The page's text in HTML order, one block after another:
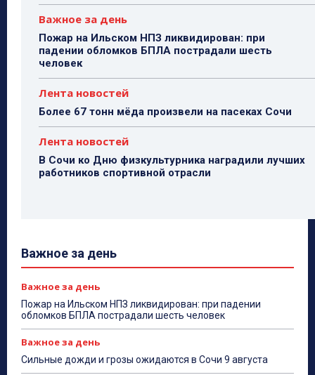
Важное за день
Пожар на Ильском НПЗ ликвидирован: при
падении обломков БПЛА пострадали шесть
человек
Лента новостей
Более 67 тонн мёда произвели на пасеках Сочи
Лента новостей
В Сочи ко Дню физкультурника наградили лучших
работников спортивной отрасли
Важное за день
Важное за день
Пожар на Ильском НПЗ ликвидирован: при падении
обломков БПЛА пострадали шесть человек
Важное за день
Сильные дожди и грозы ожидаются в Сочи 9 августа